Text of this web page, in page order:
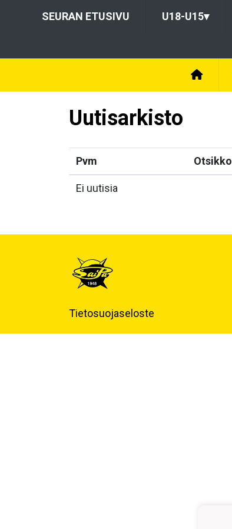
SEURAN ETUSIVU U18-U15▾
Uutisarkisto
Pvm Otsikko
Ei uutisia
Tietosuojaseloste